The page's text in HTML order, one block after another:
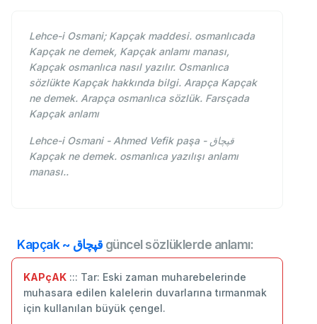
Lehce-i Osmani; Kapçak maddesi. osmanlıcada
Kapçak ne demek, Kapçak anlamı manası,
Kapçak osmanlıca nasıl yazılır. Osmanlıca
sözlükte Kapçak hakkında bilgi. Arapça Kapçak
ne demek. Arapça osmanlıca sözlük. Farsçada
Kapçak anlamı
Lehce-i Osmani - Ahmed Vefik paşa - قپچاق
Kapçak ne demek. osmanlıca yazılışı anlamı
manası..
Kapçak ~ قپچاق güncel sözlüklerde anlamı:
KAPçAK ::: Tar: Eski zaman muharebelerinde
muhasara edilen kalelerin duvarlarına tırmanmak
için kullanılan büyük çengel.